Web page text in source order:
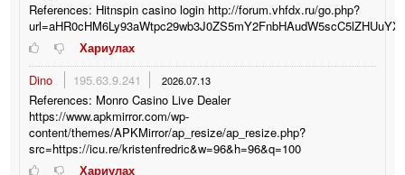
References: Hitnspin casino login http://forum.vhfdx.ru/go.php?
Хариулах
Dino
195.63.9.241 2026.07.13
References: Monro Casino Live Dealer
https://www.apkmirror.com/wp-
content/themes/APKMirror/ap_resize/ap_resize.php?
src=https://icu.re/kristenfredric&w=96&h=96&q=100
Хариулах